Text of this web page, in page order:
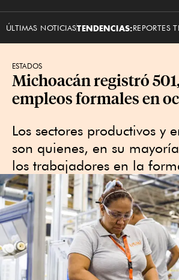
ÚLTIMAS NOTICIASTENDENCIAS:REPORTES
ESTADOS
Michoacán registró
empleos formales en
Los sectores productivos y
son quienes, en su
los trabajadores en la